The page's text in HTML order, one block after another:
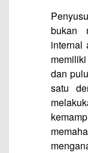
bukan
internal
dan
satu